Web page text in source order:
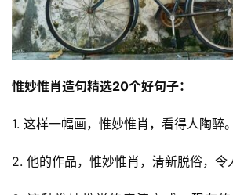
惟妙惟肖造句精选20个好句子：
1. 这样一幅画，惟妙惟肖，看得人陶醉。
2. 他的作品，惟妙惟肖，清新脱俗，令